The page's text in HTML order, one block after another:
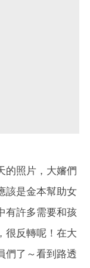
的照片，大嬸們
該是金本幫助女
有許多需要和孩
很反轉呢！在大
們了～看到路透